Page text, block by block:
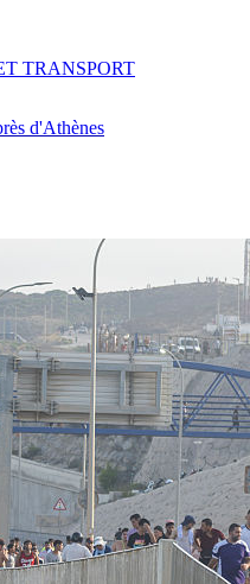
d'Athènes
TRANSPORT